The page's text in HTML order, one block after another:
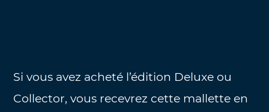
Si vous avez acheté l’édition Deluxe ou
Collector, vous recevrez cette mallette en